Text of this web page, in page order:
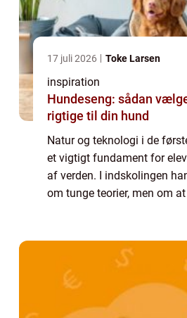
17 juli 2026 Toke Larsen
inspiration
Hundeseng: sådan
rigtige til din hund
Natur og teknologi i de
et vigtigt fundament for
af verden. I indskolingen
om tunge teorier, men om